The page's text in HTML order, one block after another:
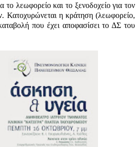
λεωφορείο και το ξενοδοχείο για τον
η κράτηση (λεωφορείο,
που έχει αποφασίσει το ΔΣ του